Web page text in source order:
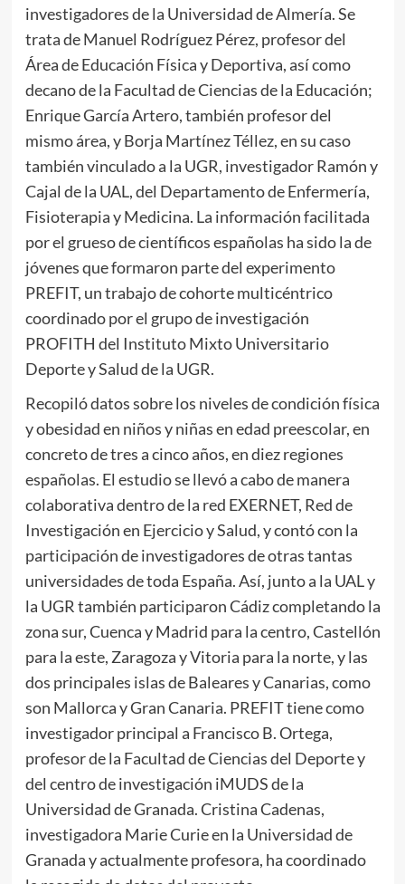
investigadores de la Universidad de Almería. Se
trata de Manuel Rodríguez Pérez, profesor del
Área de Educación Física y Deportiva, así como
decano de la Facultad de Ciencias de la Educación;
Enrique García Artero, también profesor del
mismo área, y Borja Martínez Téllez, en su caso
también vinculado a la UGR, investigador Ramón y
Cajal de la UAL, del Departamento de Enfermería,
Fisioterapia y Medicina. La información facilitada
por el grueso de científicos españolas ha sido la de
jóvenes que formaron parte del experimento
PREFIT, un trabajo de cohorte multicéntrico
coordinado por el grupo de investigación
PROFITH del Instituto Mixto Universitario
Deporte y Salud de la UGR.
Recopiló datos sobre los niveles de condición física
y obesidad en niños y niñas en edad preescolar, en
concreto de tres a cinco años, en diez regiones
españolas. El estudio se llevó a cabo de manera
colaborativa dentro de la red EXERNET, Red de
Investigación en Ejercicio y Salud, y contó con la
participación de investigadores de otras tantas
universidades de toda España. Así, junto a la UAL y
la UGR también participaron Cádiz completando la
zona sur, Cuenca y Madrid para la centro, Castellón
para la este, Zaragoza y Vitoria para la norte, y las
dos principales islas de Baleares y Canarias, como
son Mallorca y Gran Canaria. PREFIT tiene como
investigador principal a Francisco B. Ortega,
profesor de la Facultad de Ciencias del Deporte y
del centro de investigación iMUDS de la
Universidad de Granada. Cristina Cadenas,
investigadora Marie Curie en la Universidad de
Granada y actualmente profesora, ha coordinado